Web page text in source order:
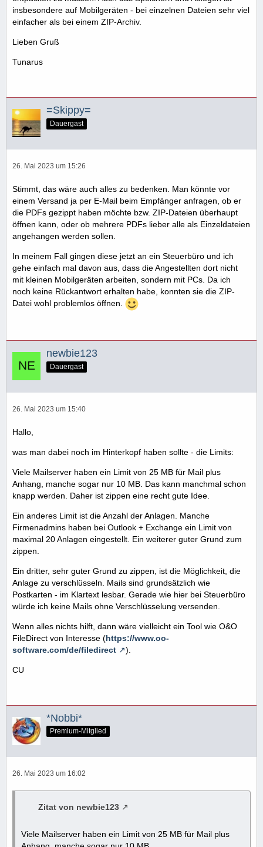
insbesondere auf Mobilgeräten - bei einzelnen Dateien sehr viel
einfacher als bei einem ZIP-Archiv.
Lieben Gruß
Tunarus
=Skippy=
Dauergast
26. Mai 2023 um 15:26
Stimmt, das wäre auch alles zu bedenken. Man könnte vor
einem Versand ja per E-Mail beim Empfänger anfragen, ob er
die PDFs gezippt haben möchte bzw. ZIP-Dateien überhaupt
öffnen kann, oder ob mehrere PDFs lieber alle als Einzeldateien
angehangen werden sollen.
In meinem Fall gingen diese jetzt an ein Steuerbüro und ich
gehe einfach mal davon aus, dass die Angestellten dort nicht
mit kleinen Mobilgeräten arbeiten, sondern mit PCs. Da ich
noch keine Rückantwort erhalten habe, konnten sie die ZIP-
Datei wohl problemlos öffnen.
newbie123
Dauergast
26. Mai 2023 um 15:40
Hallo,
was man dabei noch im Hinterkopf haben sollte - die Limits:
Viele Mailserver haben ein Limit von 25 MB für Mail plus
Anhang, manche sogar nur 10 MB. Das kann manchmal schon
knapp werden. Daher ist zippen eine recht gute Idee.
Ein anderes Limit ist die Anzahl der Anlagen. Manche
Firmenadmins haben bei Outlook + Exchange ein Limit von
maximal 20 Anlagen eingestellt. Ein weiterer guter Grund zum
zippen.
Ein dritter, sehr guter Grund zu zippen, ist die Möglichkeit, die
Anlage zu verschlüsseln. Mails sind grundsätzlich wie
Postkarten - im Klartext lesbar. Gerade wie hier bei Steuerbüro
würde ich keine Mails ohne Verschlüsselung versenden.
Wenn alles nichts hilft, dann wäre vielleicht ein Tool wie O&O
FileDirect von Interesse (https://www.oo-
software.com/de/filedirect
).
CU
*Nobbi*
Premium-Mitglied
26. Mai 2023 um 16:02
Zitat von newbie123
Viele Mailserver haben ein Limit von 25 MB für Mail plus